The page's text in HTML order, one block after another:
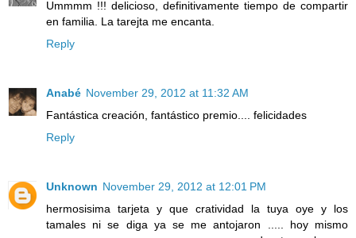
Ummmm !!! delicioso, definitivamente tiempo de compartir
en familia. La tarejta me encanta.
Reply
Anabé November 29, 2012 at 11:32 AM
Fantástica creación, fantástico premio.... felicidades
Reply
Unknown November 29, 2012 at 12:01 PM
hermosisima tarjeta y que cratividad la tuya oye y los
tamales ni se diga ya se me antojaron ..... hoy mismo